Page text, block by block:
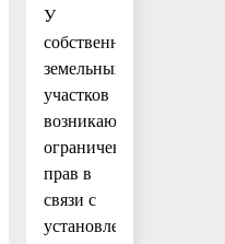
У
собственников
земельных
участков
возникают
ограничения
прав в
связи с
установлением